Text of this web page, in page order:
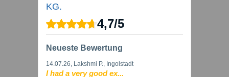
KG.
4,7/5
Neueste Bewertung
14.07.26, Lakshmi P., Ingolstadt
I had a very good ex...